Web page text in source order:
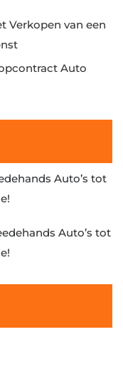
Verkopen van een
Auto
Auto’s tot
Auto’s tot